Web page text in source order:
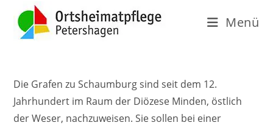
Menü
Die Grafen zu Schaumburg sind seit dem 12.
Jahrhundert im Raum der Diözese Minden, östlich
der Weser, nachzuweisen. Sie sollen bei einer